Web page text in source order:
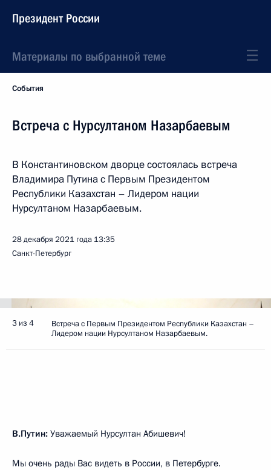
Президент России
Материалы по выбранной теме
События
Встреча с Нурсултаном Назарбаевым
В Константиновском дворце состоялась встреча
Владимира Путина с Первым Президентом
Республики Казахстан – Лидером нации
Нурсултаном Назарбаевым.
28 декабря 2021 года 13:35
Санкт-Петербург
3 из 4
Встреча с Первым Президентом Республики Казахстан –
Лидером нации Нурсултаном Назарбаевым.
В.Путин: Уважаемый Нурсултан Абишевич!
Мы очень рады Вас видеть в России, в Петербурге.